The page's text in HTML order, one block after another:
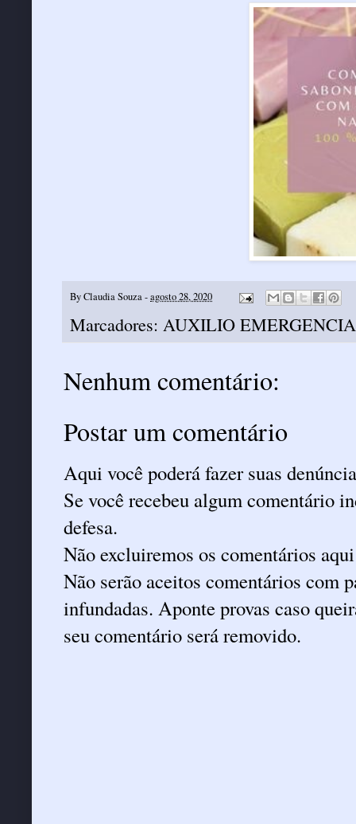
ByClaudia Souza-agosto 28, 2020
Marcadores: AUXILIO
Nenhum comentário:
Postar um comentário
Aqui você poderá fazer suas
Se você recebeu algum comentário
defesa.
Não excluiremos os comentários
Não serão aceitos comentários com
infundadas. Aponte provas caso
seu comentário será removido.